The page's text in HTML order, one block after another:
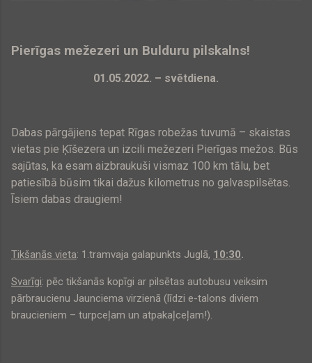
Pierīgas mežezeri un Bulduru pilskalns!
01.05.2022. – svētdiena.
Dabas pārgājiens tepat Rīgas robežas tuvumā – skaistas
vietas pie Ķīšezera un izcili mežezeri Pierīgas mežos. Būs
sajūtas, ka esam aizbraukuši vismaz 100 km tālu, bet
patiesībā būsim tikai dažus kilometrus no galvaspilsētas.
Īsiem dabas draugiem!
Tikšanās vieta: 1.tramvaja galapunkts Juglā, 10:30.
Svarīgi: pēc tikšanās kopīgi ar pilsētas autobusu veiksim
pārbraucienu Jaunciema virzienā (līdzi e-talons diviem
braucieniem – turpceļam un atpakaļceļam!).